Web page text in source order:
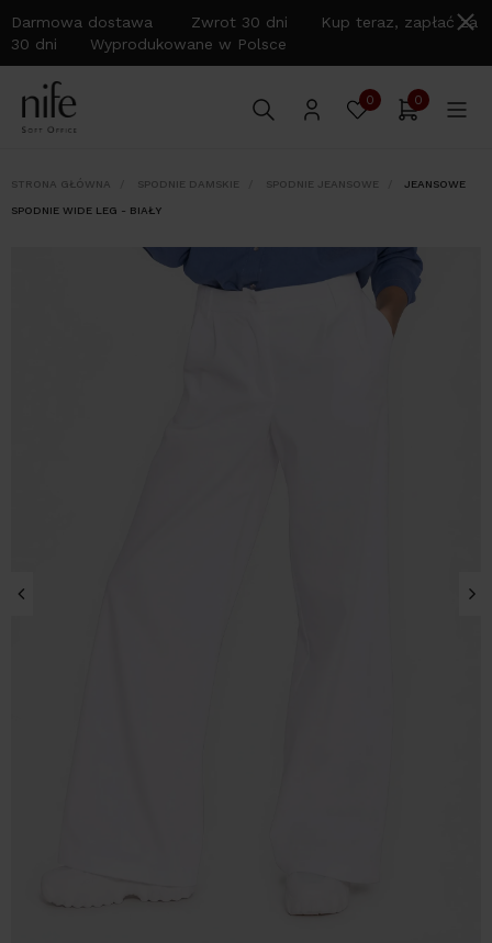
Darmowa dostawa Zwrot 30 dni Kup teraz, zapłać za
30 dni Wyprodukowane w Polsce
0 0
STRONA GŁÓWNA SPODNIE DAMSKIE SPODNIE JEANSOWE JEANSOWE
SPODNIE WIDE LEG - BIAŁY